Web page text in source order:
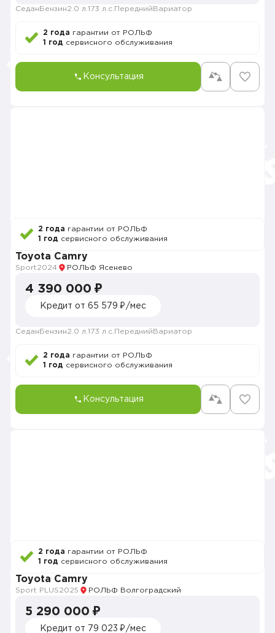
Седан Бензин2.0 л. 173 л.с. Передний Вариатор
2 года гарантии от РОЛЬФ
1 год сервисного обслуживания
Консультация
2 года гарантии от РОЛЬФ
1 год сервисного обслуживания
Toyota Camry
Sport2024 РОЛЬФ Ясенево
4 390 000 ₽
Кредит от 65 579 ₽/мес
Седан Бензин2.0 л. 173 л.с. Передний Вариатор
2 года гарантии от РОЛЬФ
1 год сервисного обслуживания
Консультация
2 года гарантии от РОЛЬФ
1 год сервисного обслуживания
Toyota Camry
Sport PLUS2025 РОЛЬФ Волгоградский
5 290 000 ₽
Кредит от 79 023 ₽/мес